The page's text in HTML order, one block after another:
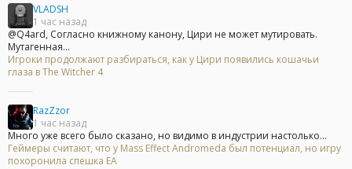
VLADSH
1 час назад
@Q4ard, Согласно книжному канону, Цири не может мутировать.
Мутагенная...
Игроки продолжают разбираться, как у Цири появились кошачьи
глаза в The Witcher 4
RazZzor
1 час назад
Много уже всего было сказано, но видимо в индустрии настолько...
Геймеры считают, что у Mass Effect Andromeda был потенциал, но игру
похоронила спешка EA